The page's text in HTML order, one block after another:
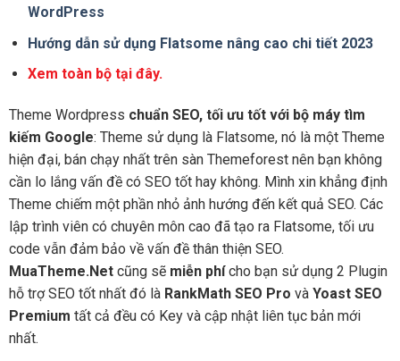
WordPress
Hướng dẫn sử dụng Flatsome nâng cao chi tiết 2023
Xem toàn bộ tại đây.
Theme Wordpress chuẩn SEO, tối ưu tốt với bộ máy tìm
kiếm Google: Theme sử dụng là Flatsome, nó là một Theme
hiện đại, bán chạy nhất trên sàn Themeforest nên bạn không
cần lo lắng vấn đề có SEO tốt hay không. Mình xin khẳng định
Theme chiếm một phần nhỏ ảnh hướng đến kết quả SEO. Các
lập trình viên có chuyên môn cao đã tạo ra Flatsome, tối ưu
code vẫn đảm bảo về vấn đề thân thiện SEO.
MuaTheme.Net cũng sẽ miễn phícho bạn sử dụng 2 Plugin
hỗ trợ SEO tốt nhất đó là RankMath SEO Pro và Yoast SEO
Premium tất cả đều có Key và cập nhật liên tục bản mới
nhất.